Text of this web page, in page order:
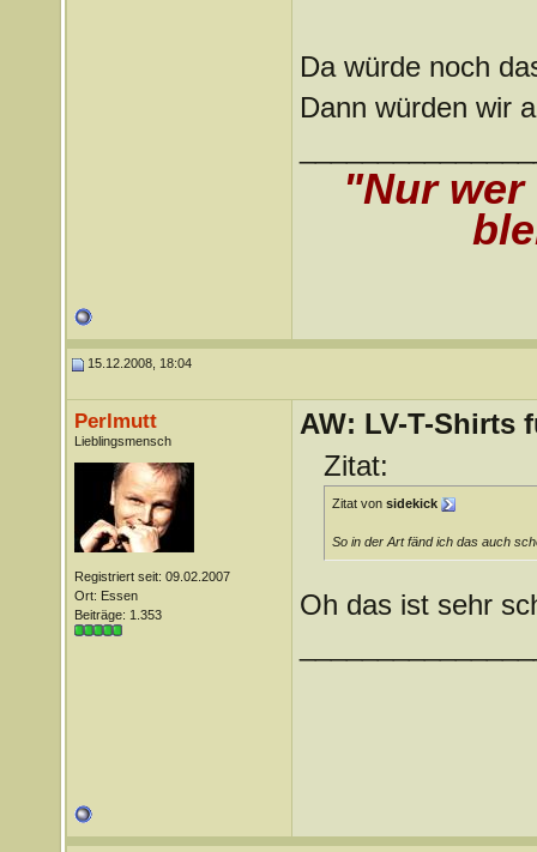
Da würde noch
Dann würden wir
"Nur
15.12.2008, 18:04
Perlmutt
Lieblingsmensch
Registriert seit: 09.02.2007
Ort: Essen
Beiträge: 1.353
AW: LV-T-Shirts
Zitat:
Zitat von sidekick
So in der Art fänd ich das auch
Oh das ist sehr